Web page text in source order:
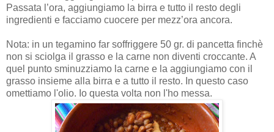
Passata l’ora, aggiungiamo la birra e tutto il resto degli
ingredienti e facciamo cuocere per mezz’ora ancora.
Nota: in un tegamino far soffriggere 50 gr. di pancetta finchè
non si sciolga il grasso e la carne non diventi croccante. A
quel punto sminuzziamo la carne e la aggiungiamo con il
grasso insieme alla birra e a tutto il resto. In questo caso
omettiamo l'olio. Io questa volta non l'ho messa.